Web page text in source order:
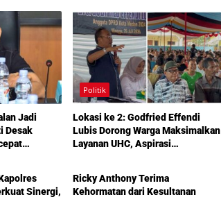
Jadi
Desak
Politik
Lokasi ke 2: Godfried Effendi
Lubis Dorong Warga Maksimalkan
Layanan UHC, Aspirasi
Amplas
Sinergi,
Politik
Ricky Anthony Terima
Kehormatan dari Kesultanan